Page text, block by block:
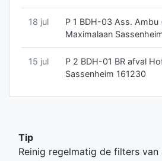
18 jul
P 1 BDH-03 Ass. Ambu
Maximalaan
15 jul
P 2 BDH-01 BR afval
Sassenheim 161230
Tip
Reinig regelmatig de filters